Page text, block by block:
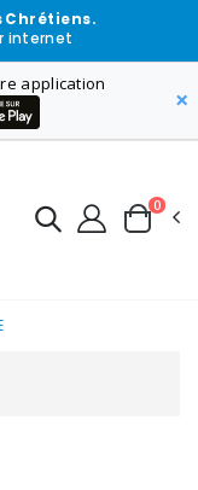
Chrétiens.
internet
application
×
0